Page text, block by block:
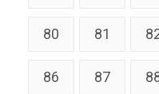
80 81
86 87